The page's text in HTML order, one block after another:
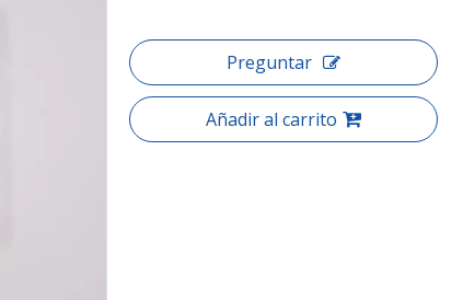
Preguntar
Añadir al carrito